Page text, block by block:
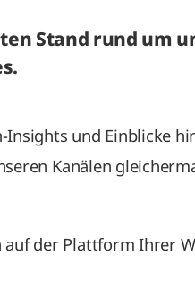
Stand rund um
und Einblicke
Kanälen
auf der Plattform Ihrer